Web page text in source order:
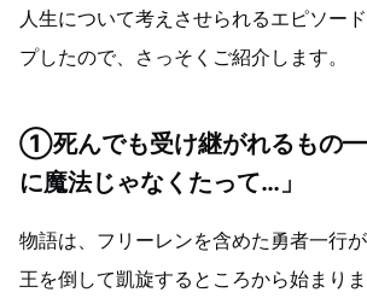
人生について考えさせられるエピソー
プしたので、さっそくご紹介します。
①死んでも受け継がれるもの
に魔法じゃなくたって…」
物語は、フリーレンを含めた勇者一行
王を倒して凱旋するところから始まり